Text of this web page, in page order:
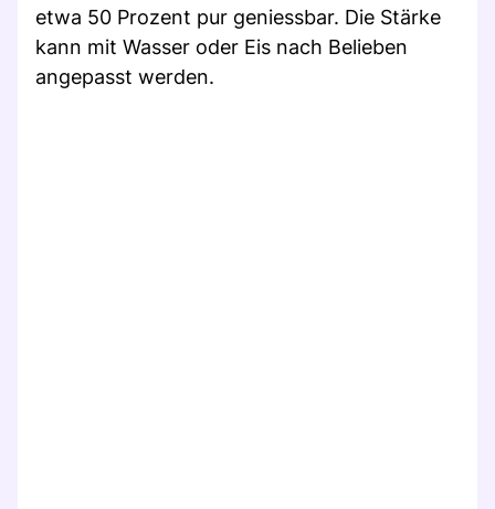
etwa 50 Prozent pur geniessbar. Die Stärke
kann mit Wasser oder Eis nach Belieben
angepasst werden.